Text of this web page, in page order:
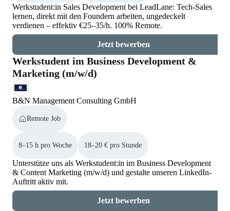
Werkstudent:in Sales Development bei LeadLane: Tech-Sales
lernen, direkt mit den Foundern arbeiten, ungedeckelt
verdienen – effektiv €25–35/h. 100% Remote.
Jetzt bewerben
Werkstudent im Business Development &
Marketing (m/w/d)
B&N Management Consulting GmbH
Remote Job
8–15 h pro Woche 18–20 € pro Stunde
Unterstütze uns als Werkstudent:in im Business Development
& Content Marketing (m/w/d) und gestalte unseren LinkedIn-
Auftritt aktiv mit.
Jetzt bewerben